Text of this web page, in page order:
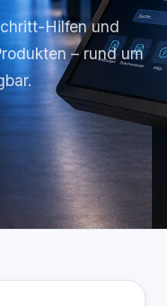
Hilfen und
– rund um